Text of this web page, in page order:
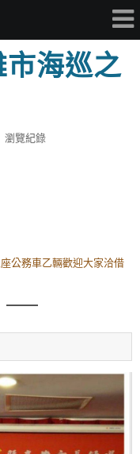
海巡之
瀏覽紀錄
公務車乙輛歡迎大家洽借
辦完畢感謝全體會員參與
公務車乙輛歡迎大家洽借